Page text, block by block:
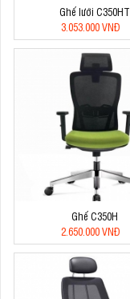
Ghế lưới C350HT
3.053.000 VNĐ
Ghế C350H
2.650.000 VNĐ